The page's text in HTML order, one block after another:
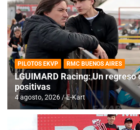
PILOTOS EKVP RMC BUENOS AIRES
LGUIMARD Racing: Un regreso
positivas
4 agosto, 2026 E-Kart